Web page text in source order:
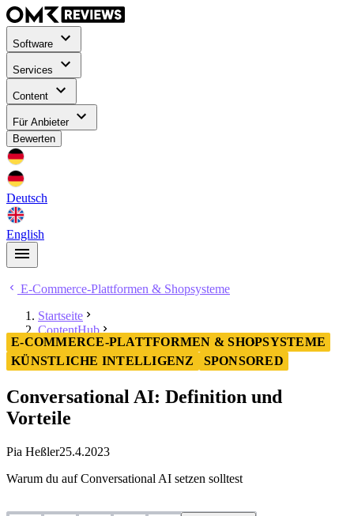
Software
Services
Content
Für Anbieter
Bewerten
Deutsch
English
E-Commerce-Plattformen & Shopsysteme
Startseite
ContentHub
E-Commerce-Plattformen & Shopsysteme
Conversational AI: Definition und Vorteile
E-COMMERCE-PLATTFORMEN & SHOPSYSTEME
KÜNSTLICHE INTELLIGENZ
SPONSORED
Conversational AI: Definition und
Vorteile
Pia Heßler25.4.2023
Warum du auf Conversational AI setzen solltest